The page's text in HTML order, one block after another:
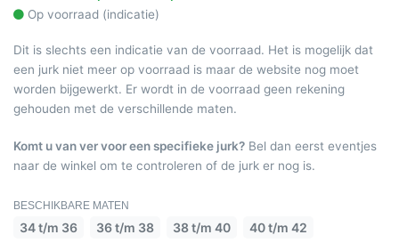
Op voorraad (indicatie)
Dit is slechts een indicatie van de voorraad. Het is mogelijk dat
een jurk niet meer op voorraad is maar de website nog moet
worden bijgewerkt. Er wordt in de voorraad geen rekening
gehouden met de verschillende maten.
Komt u van ver voor een specifieke jurk? Bel dan eerst eventjes
naar de winkel om te controleren of de jurk er nog is.
BESCHIKBARE MATEN
34 t/m 36 36 t/m 38 38 t/m 40 40 t/m 42